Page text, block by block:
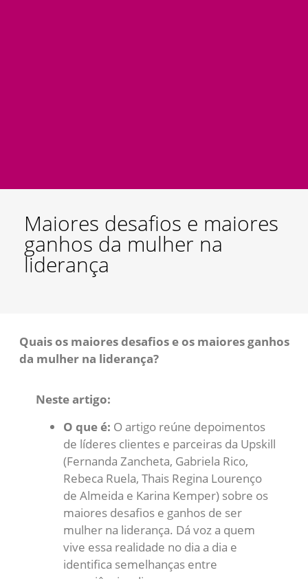
Maiores desafios e maiores
ganhos da mulher na
liderança
Quais os maiores desafios e os maiores ganhos
da mulher na liderança?
Neste artigo:
O que é: O artigo reúne depoimentos
de líderes clientes e parceiras da Upskill
(Fernanda Zancheta, Gabriela Rico,
Rebeca Ruela, Thais Regina Lourenço
de Almeida e Karina Kemper) sobre os
maiores desafios e ganhos de ser
mulher na liderança. Dá voz a quem
vive essa realidade no dia a dia e
identifica semelhanças entre